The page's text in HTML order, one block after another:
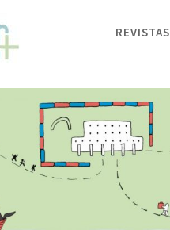
REVISTAS